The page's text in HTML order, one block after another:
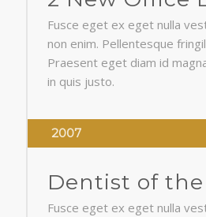
Fusce eget ex eget nulla
non enim. Pellentesque
Praesent eget diam id
in quis justo.
2007
Dentist of the
Fusce eget ex eget nulla